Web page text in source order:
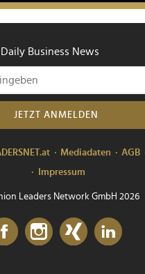
Business News
JETZT ANMELDEN
Mediadaten AGB
Impressum
Leaders Network GmbH 2026